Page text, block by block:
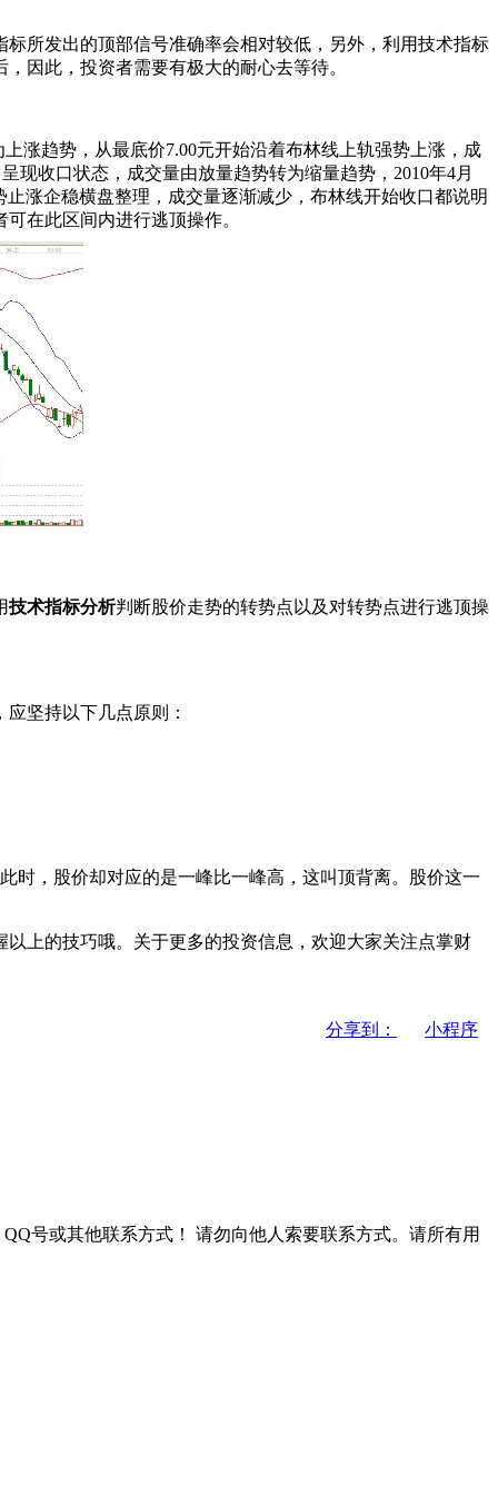
所发出的顶部信号准确率会相对较低，另外，利用技术指标
因此，投资者需要有极大的耐心去等待。
涨趋势，从最底价7.00元开始沿着布林线上轨强势上涨，成
现收口状态，成交量由放量趋势转为缩量趋势，2010年4月
涨企稳横盘整理，成交量逐渐减少，布林线开始收口都说明
在此区间内进行逃顶操作。
技术指标分析判断股价走势的转势点以及对转势点进行逃顶操
坚持以下几点原则：
，股价却对应的是一峰比一峰高，这叫顶背离。股价这一
上的技巧哦。关于更多的投资信息，欢迎大家关注点掌财
分享到： 小程序
号或其他联系方式！ 请勿向他人索要联系方式。请所有用